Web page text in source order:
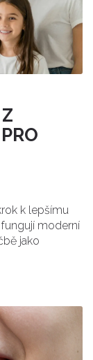
k lepšímu
fungují moderní
jako